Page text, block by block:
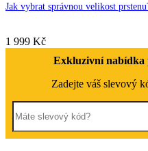
Jak vybrat správnou velikost
1 999 Kč
Exkluzivní nabídka
Zadejte váš slevový